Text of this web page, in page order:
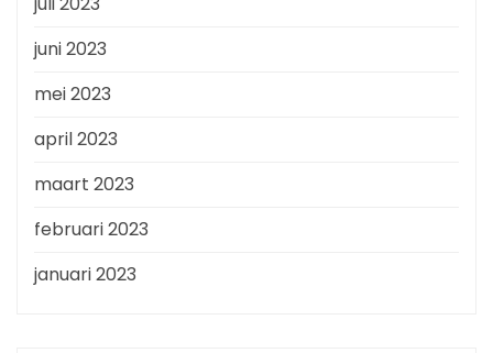
juni 2023
mei 2023
april 2023
maart 2023
februari 2023
januari 2023